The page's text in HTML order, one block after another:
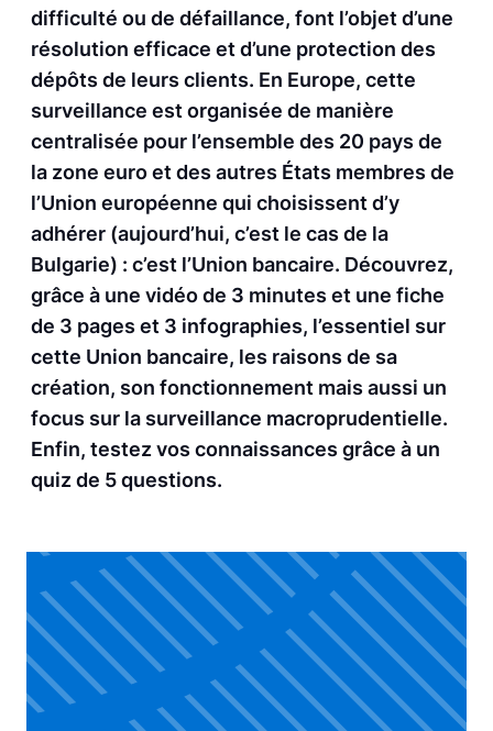
difficulté ou de défaillance, font l’objet d’une
résolution efficace et d’une protection des
dépôts de leurs clients. En Europe, cette
surveillance est organisée de manière
centralisée pour l’ensemble des 20 pays de
la zone euro et des autres États membres de
l’Union européenne qui choisissent d’y
adhérer (aujourd’hui, c’est le cas de la
Bulgarie) : c’est l’Union bancaire. Découvrez,
grâce à une vidéo de 3 minutes et une fiche
de 3 pages et 3 infographies, l’essentiel sur
cette Union bancaire, les raisons de sa
création, son fonctionnement mais aussi un
focus sur la surveillance macroprudentielle.
Enfin, testez vos connaissances grâce à un
quiz de 5 questions.